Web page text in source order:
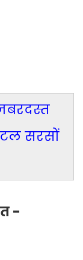
सरसों
-